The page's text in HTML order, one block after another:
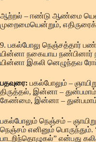
ஆற்றல் – ஈண்டு ஆண்மை
முறைமையென்றும்,
9. பகல்போலு நெஞ்சத்தார்
யின்னா நகையாய நண்பினார்
யின்னா இகலி னெழுந்தவ
பதவுரை: பகல்போலும் –
திருத்தல், இன்னா –
கேண்மை, இன்னா – துன்பமாம்
பகல்போலும் நெஞ்சம் –
நெஞ்சம் எனினும் பொருந்தும்.
பாடறிந்தொழுகல்” என்பது